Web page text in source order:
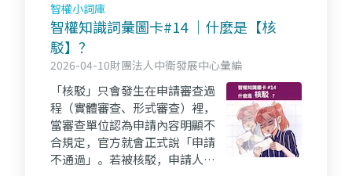
智權小詞庫
智權知識詞彙圖卡#14 ｜什麼是【核
駁】？
2026-04-10財團法人中衛發展中心彙編
「核駁」只會發生在申請審查過
程（實體審查、形式審查）裡，
當審查單位認為申請內容明顯不
合規定，官方就會正式說「申請
不通過」。若被核駁，申請人可